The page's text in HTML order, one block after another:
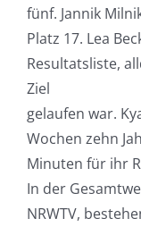
fünf. Jannik
Platz 17. Lea
Resultatsliste,
Ziel
gelaufen war.
Wochen zehn
Minuten für ihr
In der
NRWTV,